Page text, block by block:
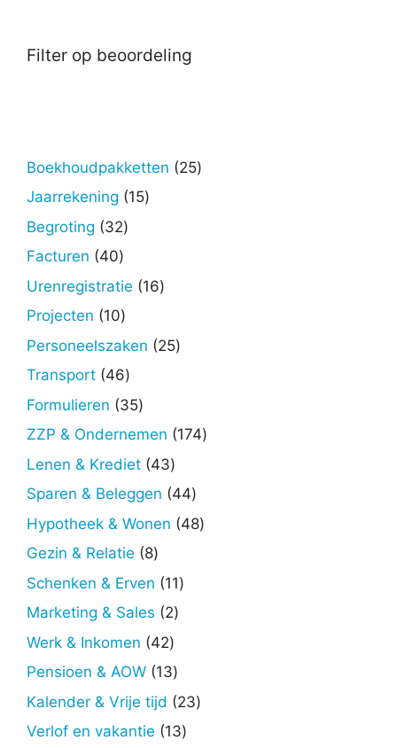
Filter op beoordeling
Boekhoudpakketten 2525
Jaarrekening 1515
Begroting 3232
Facturen 4040
producten
Urenregistratie 1616
Projecten 1010
producten
Personeelszaken 2525
Transport 4646
producten
Formulieren 3535
producten
ZZP & Ondernemen 174174
Lenen & Krediet 4343
producten
Sparen & Beleggen 4444
producten
Hypotheek & Wonen 4848
Gezin & Relatie 88
producten
Schenken & Erven 1111
Marketing & Sales 22
Werk & Inkomen 4242
producten
Pensioen & AOW 1313
producten
Kalender & Vrije tijd 2323
Verlof en vakantie 1313